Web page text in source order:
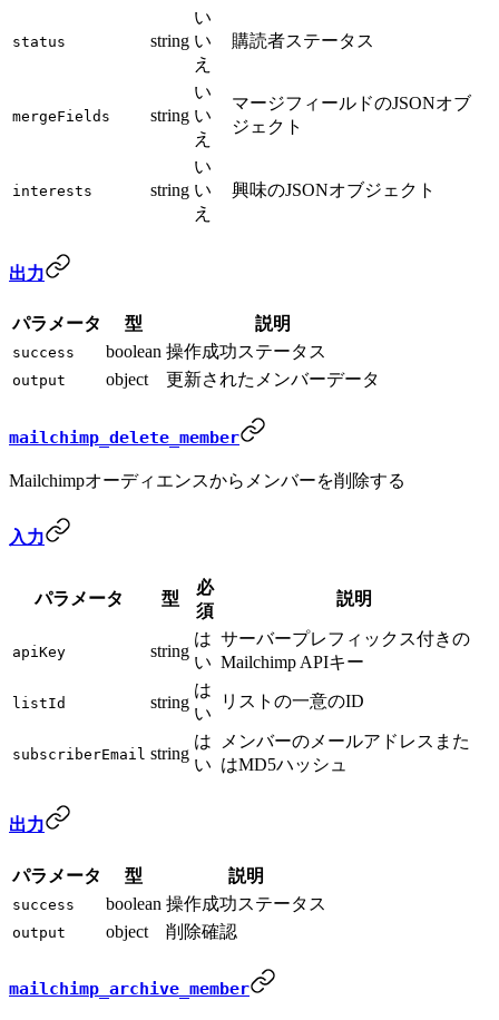
status string
い
い
え
購読者ステータス
mergeFields string
い
い
え
マージフィールドのJSONオブ
ジェクト
interests string
い
い
え
興味のJSONオブジェクト
出力
パラメータ 型 説明
success boolean 操作成功ステータス
output object 更新されたメンバーデータ
mailchimp_delete_member
Mailchimpオーディエンスからメンバーを削除する
入力
パラメータ 型
必
須
説明
apiKey string
は
い
サーバープレフィックス付きの
Mailchimp APIキー
listId string
は
い
リストの一意のID
subscriberEmail string
は
い
メンバーのメールアドレスまた
はMD5ハッシュ
出力
パラメータ 型 説明
success boolean 操作成功ステータス
output object 削除確認
mailchimp_archive_member